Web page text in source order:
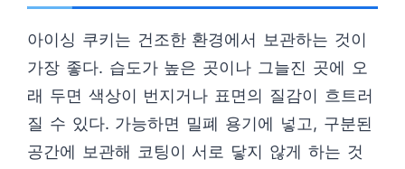
아이싱 쿠키는 건조한 환경에서 보관하는 것이
가장 좋다. 습도가 높은 곳이나 그늘진 곳에 오
래 두면 색상이 번지거나 표면의 질감이 흐트러
질 수 있다. 가능하면 밀폐 용기에 넣고, 구분된
공간에 보관해 코팅이 서로 닿지 않게 하는 것